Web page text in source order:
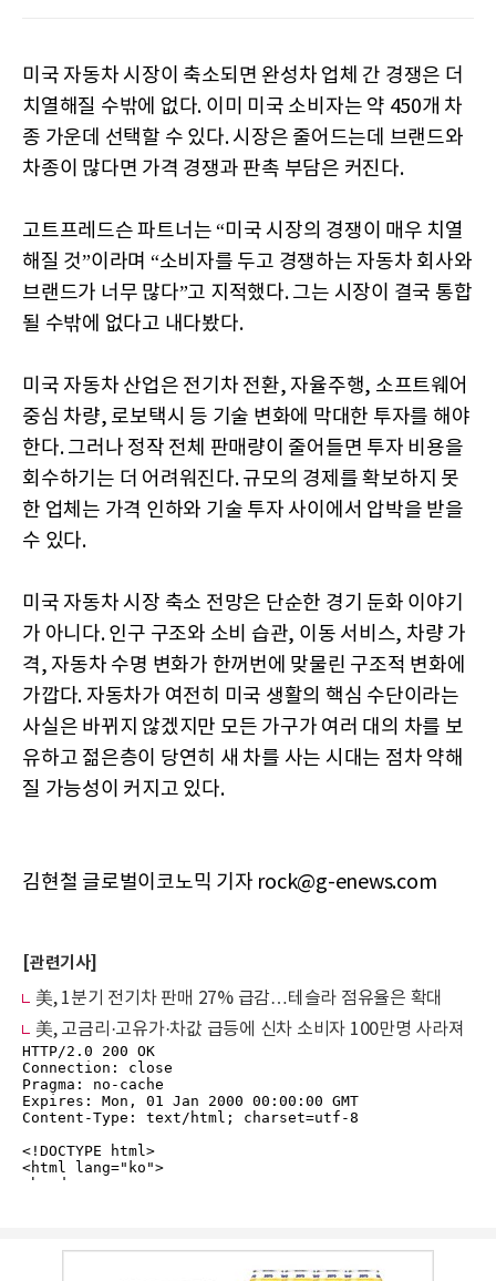
미국 자동차 시장이 축소되면 완성차 업체 간 경쟁은 더
치열해질 수밖에 없다. 이미 미국 소비자는 약 450개 차
종 가운데 선택할 수 있다. 시장은 줄어드는데 브랜드와
차종이 많다면 가격 경쟁과 판촉 부담은 커진다.
고트프레드슨 파트너는 “미국 시장의 경쟁이 매우 치열
해질 것”이라며 “소비자를 두고 경쟁하는 자동차 회사와
브랜드가 너무 많다”고 지적했다. 그는 시장이 결국 통합
될 수밖에 없다고 내다봤다.
미국 자동차 산업은 전기차 전환, 자율주행, 소프트웨어
중심 차량, 로보택시 등 기술 변화에 막대한 투자를 해야
한다. 그러나 정작 전체 판매량이 줄어들면 투자 비용을
회수하기는 더 어려워진다. 규모의 경제를 확보하지 못
한 업체는 가격 인하와 기술 투자 사이에서 압박을 받을
수 있다.
미국 자동차 시장 축소 전망은 단순한 경기 둔화 이야기
가 아니다. 인구 구조와 소비 습관, 이동 서비스, 차량 가
격, 자동차 수명 변화가 한꺼번에 맞물린 구조적 변화에
가깝다. 자동차가 여전히 미국 생활의 핵심 수단이라는
사실은 바뀌지 않겠지만 모든 가구가 여러 대의 차를 보
유하고 젊은층이 당연히 새 차를 사는 시대는 점차 약해
질 가능성이 커지고 있다.
김현철 글로벌이코노믹 기자 rock@g-enews.com
[관련기사]
美, 1분기 전기차 판매 27% 급감…테슬라 점유율은 확대
美, 고금리·고유가·차값 급등에 신차 소비자 100만명 사라져